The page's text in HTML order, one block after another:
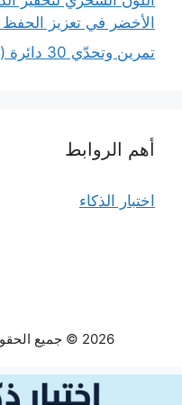
الأخضر في تعزيز الحفظ
تمرين وتحدّي 30 دائرة (ملف مجاني جاهز للطباعة)
أهم الروابط
اختبار الذكاء
2026 © جميع الحقوق محفوظة أكاديمية نيرونت